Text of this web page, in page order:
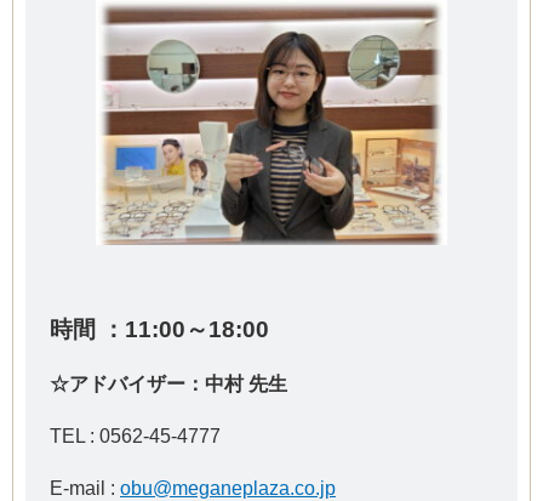
時間 ：11:00～18:00
☆アドバイザー：中村 先生
TEL : 0562-45-4777
E-mail : obu@meganeplaza.co.jp